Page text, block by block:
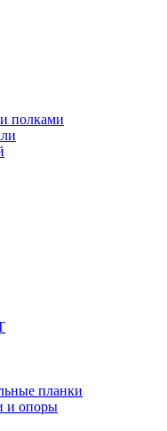
полками
планки
и опоры